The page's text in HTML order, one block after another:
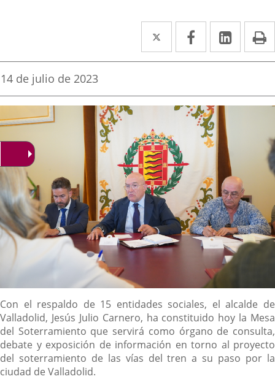
Twitter
Enlace
a
aplicación
externa.
Facebook
Enlace
a
aplicación
externa.
Enlace
a
Fecha
la
14 de julio de 2023
Descripción
Con el respaldo de 15 entidades sociales, el alcalde de
Valladolid, Jesús Julio Carnero, ha constituido hoy la Mesa
del Soterramiento que servirá como órgano de consulta,
debate y exposición de información en torno al proyecto
del soterramiento de las vías del tren a su paso por la
ciudad de Valladolid.